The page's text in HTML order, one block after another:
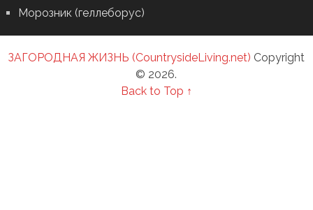
Морозник (геллеборус)
ЗАГОРОДНАЯ ЖИЗНЬ (CountrysideLiving.net) Copyright
© 2026.
Back to Top ↑